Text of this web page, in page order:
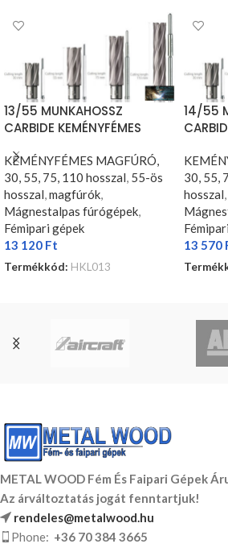
13/55 MUNKAHOSSZ
CARBIDE KEMÉNYFÉMES
KEMÉNYFÉMES MAGFÚRÓ,
30, 55, 75, 110 hosszal, 55-ös
hosszal,magfúrók,
Mágnestalpas fúrógépek,
Fémipari gépek
13 120 Ft
Termékkód: HKL013
14/55
30, 55,
hosszal,
13 570
METAL WOOD Fém És Faipari Gépek
Az árváltoztatás jogát fenntartjuk!
rendeles@metalwood.hu
Phone: +36 70 384 3665